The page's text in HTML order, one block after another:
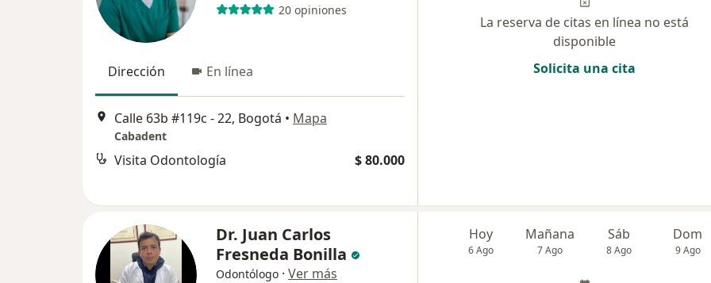
20 opiniones
Dirección En línea
Calle 63b #119c - 22, Bogotá • Mapa
Cabadent
Visita Odontología $ 80.000
La reserva de citas en línea no está
disponible
Solicita una cita
Dr. Juan Carlos
Fresneda Bonilla
Odontólogo · Ver más
Hoy
6 Ago
Mañana
7 Ago
Sáb
8 Ago
Dom
9 Ago